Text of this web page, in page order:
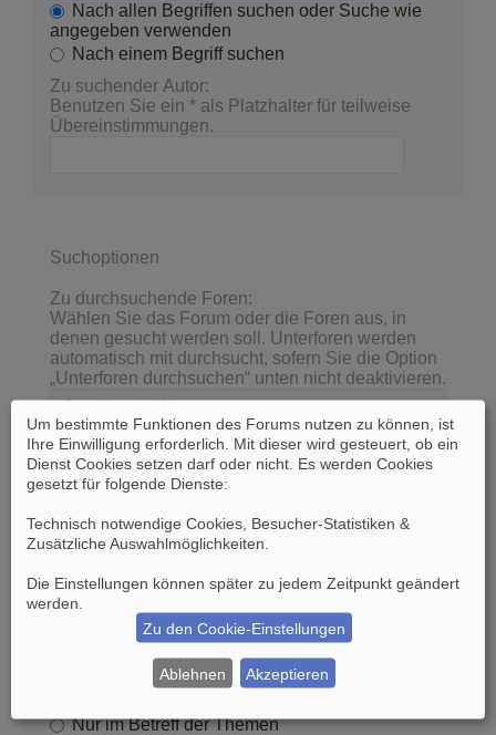
Nach allen Begriffen suchen oder Suche wie
angegeben verwenden
Nach einem Begriff suchen
Zu suchender Autor:
Benutzen Sie ein * als Platzhalter für teilweise
Übereinstimmungen.
Suchoptionen
Zu durchsuchende Foren:
Wählen Sie das Forum oder die Foren aus, in
denen gesucht werden soll. Unterforen werden
automatisch mit durchsucht, sofern Sie die Option
„Unterforen durchsuchen“ unten nicht deaktivieren.
Unterforen durchsuchen:
Nein
Innerhalb suchen:
Betreff und Text der Beiträge
Nur im Betreff der Themen
Um bestimmte Funktionen des Forums nutzen zu können, ist
Ihre Einwilligung erforderlich. Mit dieser wird gesteuert, ob ein
Dienst Cookies setzen darf oder nicht. Es werden Cookies
gesetzt für folgende Dienste:
Technisch notwendige Cookies, Besucher-Statistiken &
Zusätzliche Auswahlmöglichkeiten
Die Einstellungen können später zu jedem Zeitpunkt geändert
werden.
Zu den Cookie-Einstellungen
Ablehnen Akzeptieren